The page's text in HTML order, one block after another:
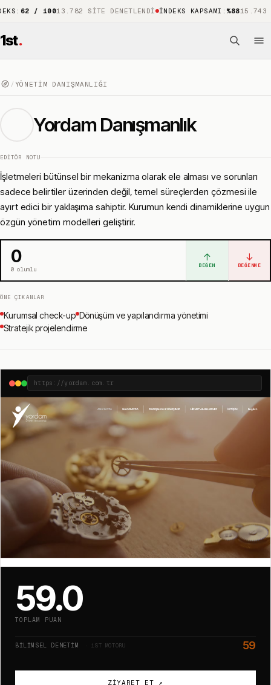
/ 100 13.782 SITE DENETLENDI İNDEKS KAPSAMI:%8815.743 ÖNE
1st.
/ YÖNETIM DANIŞMANLIĞI
Yordam Danışmanlık
EDITÖR NOTU
İşletmeleri bütünsel bir mekanizma olarak ele alması ve sorunları
sadece belirtiler üzerinden değil, temel süreçlerden çözmesi ile
ayırt edici bir yaklaşıma sahiptir. Kurumun kendi dinamiklerine uygun
özgün yönetim modelleri geliştirir.
0
0olumlu
↑
BEĞEN
↓
BEĞENME
ÖNE ÇIKANLAR
Kurumsal check-up Dönüşüm ve yapılandırma yönetimi
Stratejik projelendirme
https://yordam.com.tr
59.0
TOPLAM PUAN
BILIMSEL DENETIM · 1ST MOTORU 59
ZIYARET ET ↗